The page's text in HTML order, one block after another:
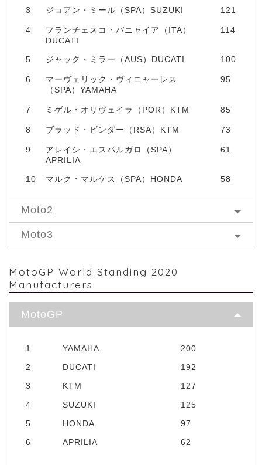
3 ジョアン・ミール（SPA）SUZUKI 121
4
フランチェスコ・バニャイア（ITA）
DUCATI
114
5 ジャック・ミラー（AUS）DUCATI 100
6
マーヴェリック・ヴィニャーレス
（SPA）YAMAHA
95
7 ミゲル・オリヴェイラ（POR）KTM 85
8 ブラッド・ビンダー（RSA）KTM 73
9
アレイシ・エスパルガロ（SPA）
APRILIA
61
10 マルク・マルケス（SPA）HONDA 58
Moto2
Moto3
MotoGP World Standing 2020
Manufacturers
MotoGP
1 YAMAHA
200
2
DUCATI
192
3
KTM
127
4
SUZUKI
125
5
HONDA
97
6
APRILIA 62